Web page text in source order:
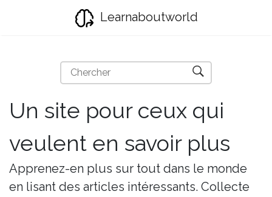
Learnaboutworld
Un site pour ceux qui
veulent en savoir plus
Apprenez-en plus sur tout dans le monde
en lisant des articles intéressants. Collecte